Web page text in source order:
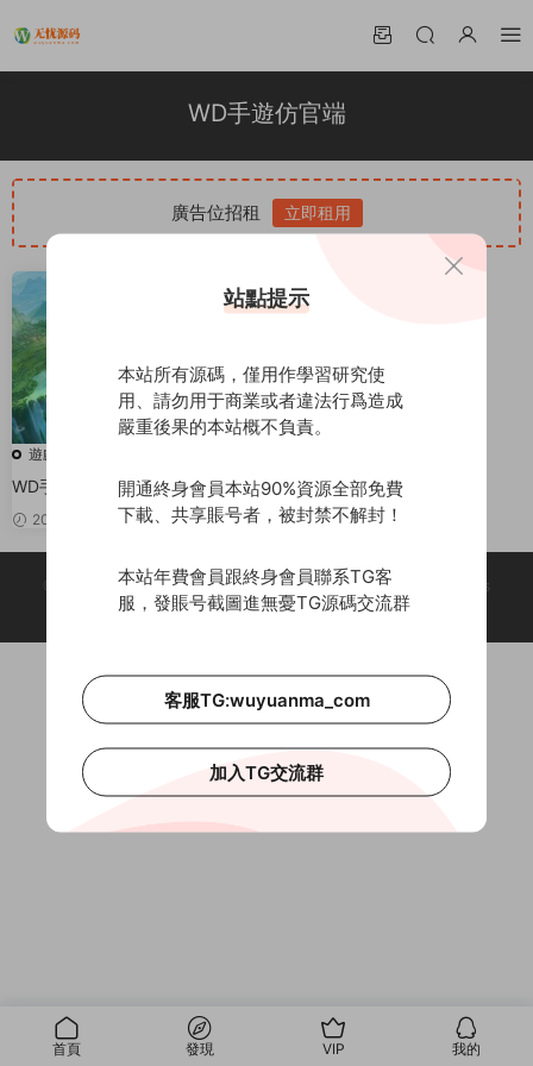
WD手遊仿官端
廣告位招租 立即租用
遊戲源碼
WD手遊win仿官端+安卓客戶端
+洛書-大日金烏-飛行法寶-釣魚-
莊園
2021-12-09 50
© 2018-2026 Theme by - 無憂源碼 & Wuyuanma.Com Theme. All rights
reserved
首頁 發現 VIP 我的
站點提示
本站所有源碼，僅用作學習研究使
用、請勿用于商業或者違法行爲造成
嚴重後果的本站概不負責。
開通終身會員本站90%資源全部免費
下載、共享賬号者，被封禁不解封！
本站年費會員跟終身會員聯系TG客
服，發賬号截圖進無憂TG源碼交流群
客服TG:wuyuanma_com
加入TG交流群